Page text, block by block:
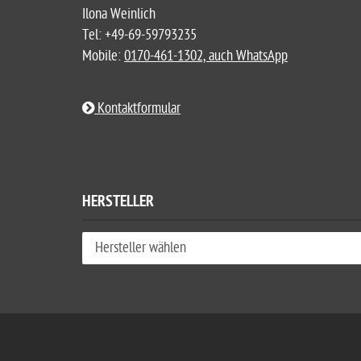
Ilona Weinlich
Tel: +49-69-59793235
Mobile:0170-461-1302, auch WhatsApp
Kontaktformular
HERSTELLER